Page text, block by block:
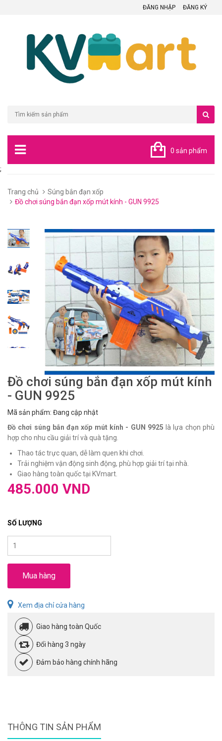
ĐĂNG NHẬP ĐĂNG KÝ
0 sản phẩm
;
Trang chủ
Súng bắn đạn xốp
Đồ chơi súng bắn đạn xốp mút kính - GUN 9925
Đồ chơi súng bắn đạn xốp mút kính
- GUN 9925
Mã sản phẩm: Đang cập nhật
Đồ chơi súng bắn đạn xốp mút kính - GUN 9925 là lựa chọn phù
hợp cho nhu cầu giải trí và quà tặng.
Thao tác trực quan, dễ làm quen khi chơi.
Trải nghiệm vận động sinh động, phù hợp giải trí tại nhà.
Giao hàng toàn quốc tại KVmart.
485.000 VND
SỐ LƯỢNG
Mua hàng
Xem địa chỉ cửa hàng
Giao hàng toàn Quốc
Đổi hàng 3 ngày
Đảm bảo hàng chính hãng
THÔNG TIN SẢN PHẨM